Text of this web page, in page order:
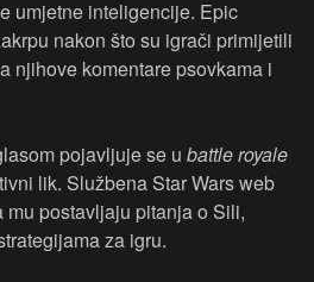
umjetne inteligencije. Epic
nakon što su igrači primijetili
njihove komentare psovkama i
pojavljuje se u battle royale
lik. Službena Star Wars web
postavljaju pitanja o Sili,
za igru.